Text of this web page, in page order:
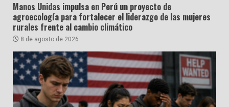
Manos Unidas impulsa en Perú un proyecto de
agroecología para fortalecer el liderazgo de las mujeres
rurales frente al cambio climático
8 de agosto de 2026